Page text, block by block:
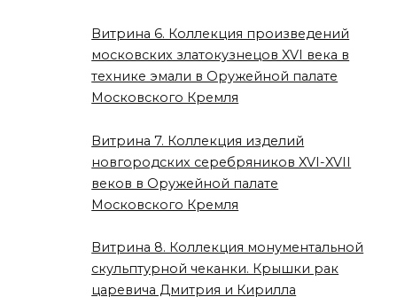
Витрина 6. Коллекция произведений
московских златокузнецов XVI века в
технике эмали в Оружейной палате
Московского Кремля
Витрина 7. Коллекция изделий
новгородских серебряников XVI-XVII
веков в Оружейной палате
Московского Кремля
Витрина 8. Коллекция монументальной
скульптурной чеканки. Крышки рак
царевича Дмитрия и Кирилла